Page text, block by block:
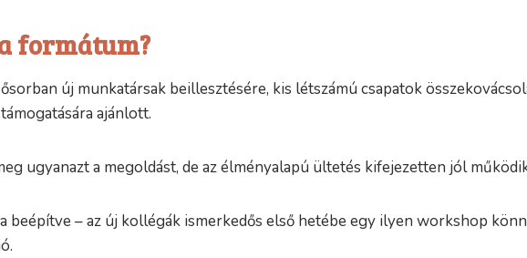
formátum?
új munkatársak beillesztésére, kis létszámú csapatok
ajánlott.
ugyanazt a megoldást, de az élményalapú ültetés kifejezetten jól
beépítve – az új kollégák ismerkedős első hetébe egy ilyen workshop